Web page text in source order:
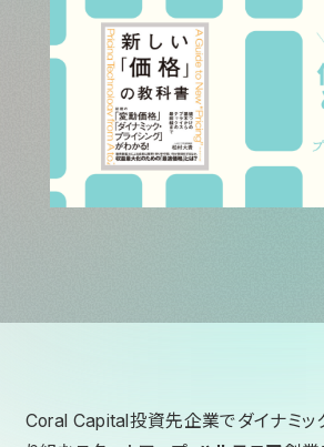
Coral Capital投資先企業でダイナミッ